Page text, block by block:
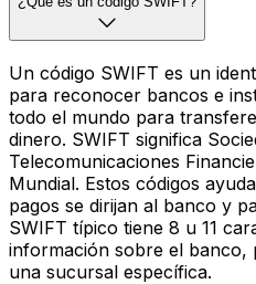
Un código SWIFT es un
para reconocer bancos e
todo el mundo para
dinero. SWIFT significa
Telecomunicaciones
Mundial. Estos códigos
pagos se dirijan al banco y
SWIFT típico tiene 8 u 11
información sobre el banco,
una sucursal específica.